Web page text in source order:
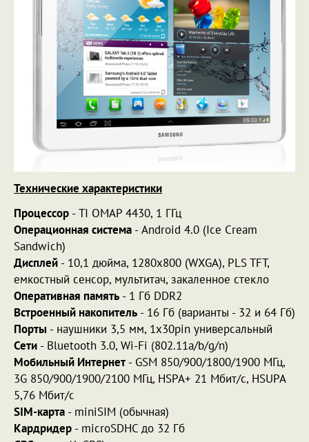
Технические характеристики
Процессор - TI OMAP 4430, 1 ГГц
Операционная система - Android 4.0 (Ice Cream
Sandwich)
Дисплей - 10,1 дюйма, 1280х800 (WXGA), PLS TFT,
емкостный сенсор, мультитач, закаленное стекло
Оперативная память - 1 Гб DDR2
Встроенный накопитель - 16 Гб (варианты - 32 и 64 Гб)
Порты - наушники 3,5 мм, 1x30pin универсальный
Сети - Bluetooth 3.0, Wi-Fi (802.11a/b/g/n)
Мобильный Интернет - GSM 850/900/1800/1900 МГц,
3G 850/900/1900/2100 МГц, HSPA+ 21 Мбит/с, HSUPA
5,76 Мбит/с
SIM-карта - miniSIM (обычная)
Кардридер - microSDHC до 32 Гб